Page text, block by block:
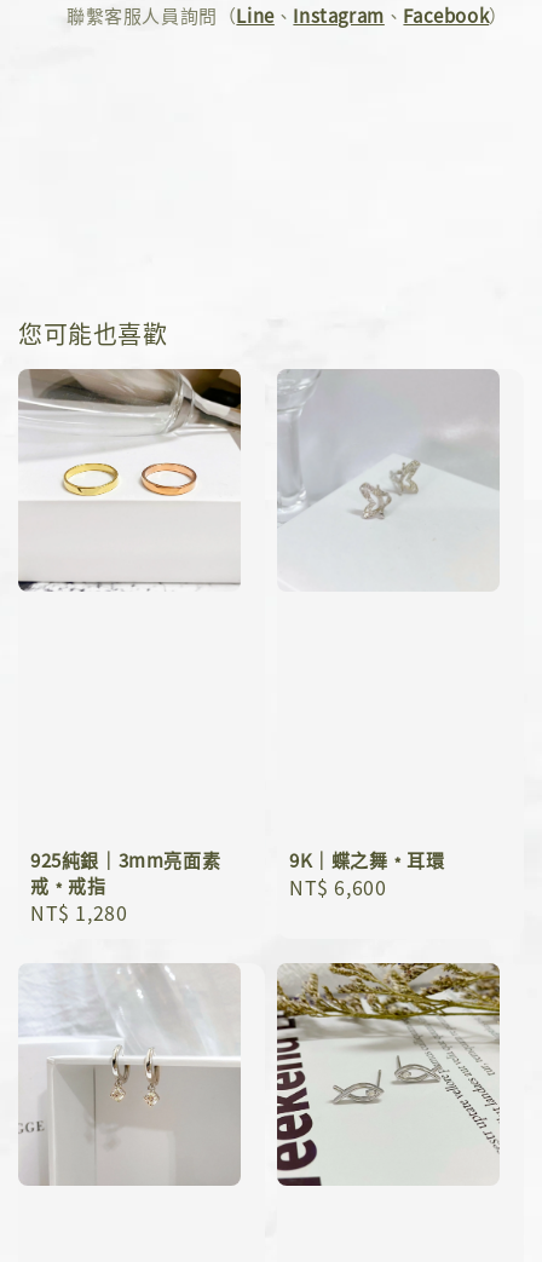
聯繫客服人員詢問（Line、 Instagram 、 Facebook）
您可能也喜歡
925純銀｜3mm亮面素
戒﹡戒指
Regular
NT$ 1,280
9K｜蝶之舞﹡耳環
Regular
NT$ 6,600